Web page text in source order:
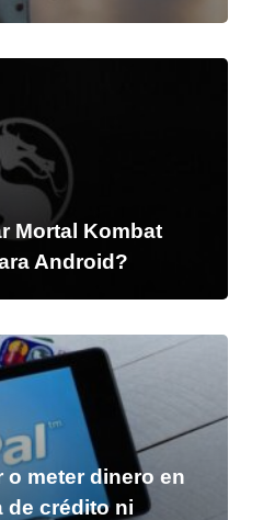
Mortal Kombat
Android?
meter dinero en
de crédito ni